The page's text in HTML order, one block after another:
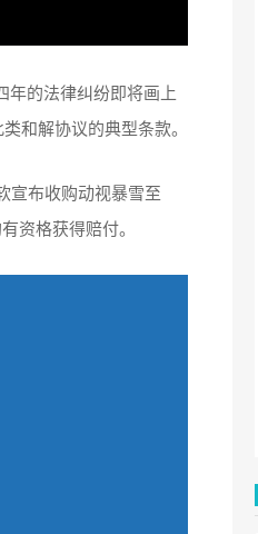
年的法律纠纷即将画上
和解协议的典型条款。
宣布收购动视暴雪至
资格获得赔付。